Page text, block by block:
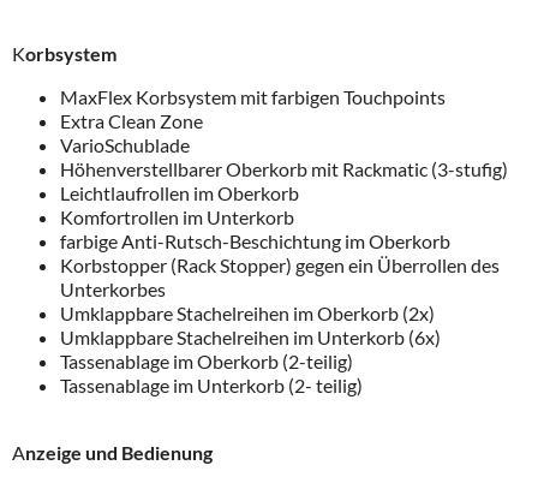
Korbsystem
MaxFlex Korbsystem mit farbigen Touchpoints
Extra Clean Zone
VarioSchublade
Höhenverstellbarer Oberkorb mit Rackmatic (3-stufig)
Leichtlaufrollen im Oberkorb
Komfortrollen im Unterkorb
farbige Anti-Rutsch-Beschichtung im Oberkorb
Korbstopper (Rack Stopper) gegen ein Überrollen des
Unterkorbes
Umklappbare Stachelreihen im Oberkorb (2x)
Umklappbare Stachelreihen im Unterkorb (6x)
Tassenablage im Oberkorb (2-teilig)
Tassenablage im Unterkorb (2- teilig)
Anzeige und Bedienung